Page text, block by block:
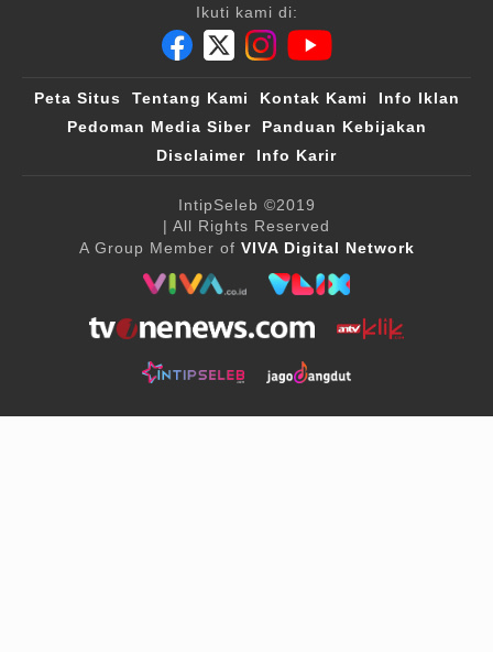
Ikuti kami di:
Peta Situs Tentang Kami Kontak Kami
Info Iklan
Pedoman Media Siber
Panduan Kebijakan
Disclaimer
Info Karir
IntipSeleb ©2019
| All Rights Reserved
A Group Member of VIVA Digital Network